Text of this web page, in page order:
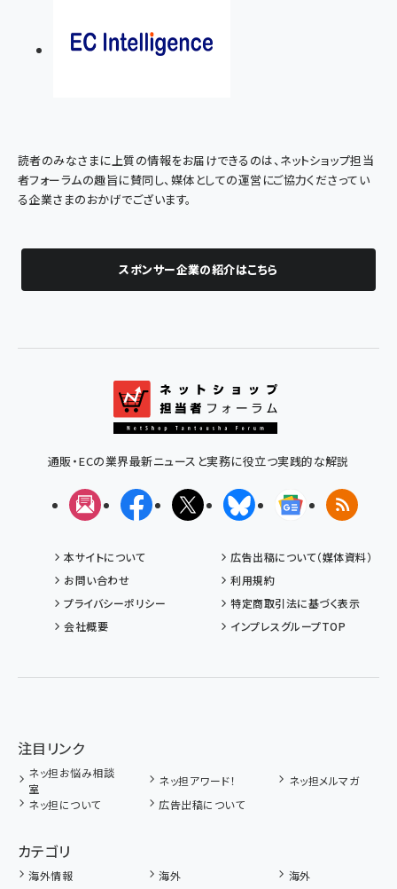
読者のみなさまに上質の情報をお届けできるのは、ネットショップ担当
者フォーラムの趣旨に賛同し、媒体としての運営にご協力くださってい
る企業さまのおかげでございます。
スポンサー企業の紹介はこちら
通販・ECの業界最新ニュースと実務に役立つ実践的な解説
メルマガFacebookX(エックス)BlueskyGoogleニュ
RSS
本サイトについて
広告出稿について（媒体資料）
お問い合わせ
利用規約
プライバシーポリシー
特定商取引法に基づく表示
会社概要
インプレスグループTOP
注目リンク
ネッ担お悩み相談
室
ネッ担アワード！
ネッ担メルマガ
ネッ担について
広告出稿について
カテゴリ
海外情報 海外
海外